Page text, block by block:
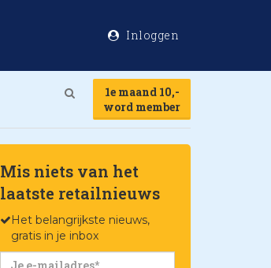
Inloggen
1e maand 10,-
word member
Mis niets van het
laatste retailnieuws
Het belangrijkste nieuws,
gratis in je inbox